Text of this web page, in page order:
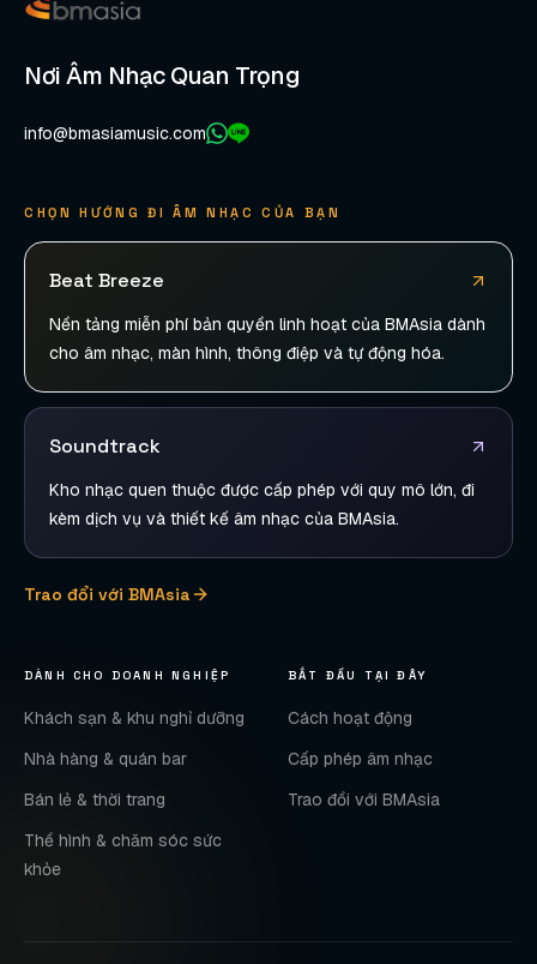
Nơi Âm Nhạc Quan Trọng
info@bmasiamusic.com
CHỌN HƯỚNG ĐI ÂM NHẠC CỦA BẠN
Beat Breeze
Nền tảng miễn phí bản quyền linh hoạt của BMAsia dành
cho âm nhạc, màn hình, thông điệp và tự động hóa.
Soundtrack
Kho nhạc quen thuộc được cấp phép với quy mô lớn, đi
kèm dịch vụ và thiết kế âm nhạc của BMAsia.
Trao đổi với BMAsia
DÀNH CHO DOANH NGHIỆP
Khách sạn & khu nghỉ dưỡng
Nhà hàng & quán bar
Bán lẻ & thời trang
Thể hình & chăm sóc sức
khỏe
BẮT ĐẦU TẠI ĐÂY
Cách hoạt động
Cấp phép âm nhạc
Trao đổi với BMAsia